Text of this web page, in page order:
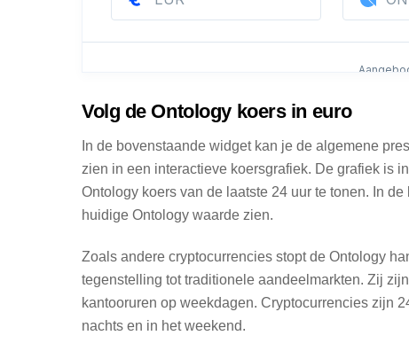
Volg de Ontology koers in euro
In de bovenstaande widget kan je de algemene
zien in een interactieve koersgrafiek. De grafiek is
Ontology koers van de laatste 24 uur te tonen. In
huidige Ontology waarde zien.
Zoals andere cryptocurrencies stopt de Ontology
tegenstelling tot traditionele aandeelmarkten. Zij
kantooruren op weekdagen. Cryptocurrencies zijn
nachts en in het weekend.